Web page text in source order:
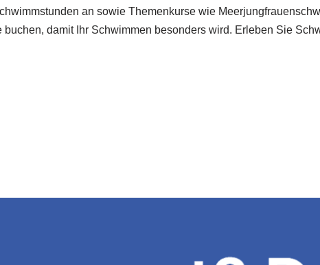
an sowie Themenkurse wie
damit Ihr Schwimmen besonders wird. Erleben Sie